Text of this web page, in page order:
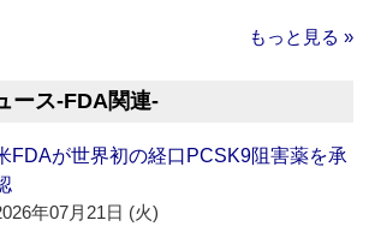
もっと見る »
ース‐FDA関連‐
FDAが世界初の経口PCSK9阻害薬を承
年07月21日 (火)